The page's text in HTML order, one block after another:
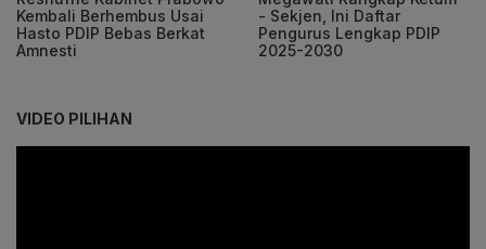
Kembali Berhembus Usai
Hasto PDIP Bebas Berkat
Amnesti
- Sekjen, Ini Daftar
Pengurus Lengkap PDIP
2025-2030
VIDEO PILIHAN